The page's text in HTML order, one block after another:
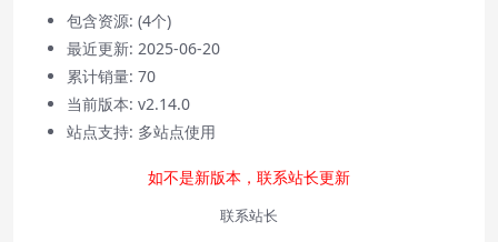
Video Player is loading.
包含资源: (4个)
最近更新: 2025-06-20
累计销量: 70
当前版本: v2.14.0
站点支持: 多站点使用
如不是新版本，联系站长更新
联系站长